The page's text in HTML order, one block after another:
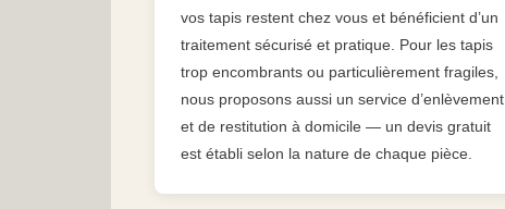
vos tapis restent chez vous et bénéficient d’un
traitement sécurisé et pratique. Pour les tapis
trop encombrants ou particulièrement fragiles,
nous proposons aussi un service d’enlèvement
et de restitution à domicile — un devis gratuit
est établi selon la nature de chaque pièce.